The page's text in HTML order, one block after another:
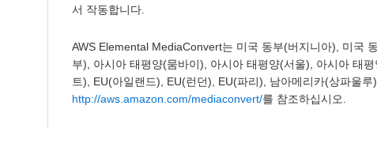
서 작동합니다.
AWS Elemental MediaConvert는 미국 동부(버지니아), 미국
부), 아시아 태평양(뭄바이), 아시아 태평양(서울), 아시아 태
트), EU(아일랜드), EU(런던), EU(파리), 남아메리카(상파울
http://aws.amazon.com/mediaconvert/를 참조하십시오.